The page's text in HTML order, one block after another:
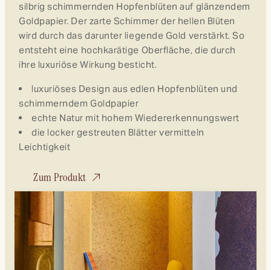
silbrig schimmernden Hopfenblüten auf glänzendem
Goldpapier. Der zarte Schimmer der hellen Blüten
wird durch das darunter liegende Gold verstärkt. So
entsteht eine hochkarätige Oberfläche, die durch
ihre luxuriöse Wirkung besticht.
luxuriöses Design aus edlen Hopfenblüten und
schimmerndem Goldpapier
echte Natur mit hohem Wiedererkennungswert
die locker gestreuten Blätter vermitteln
Leichtigkeit
Zum Produkt